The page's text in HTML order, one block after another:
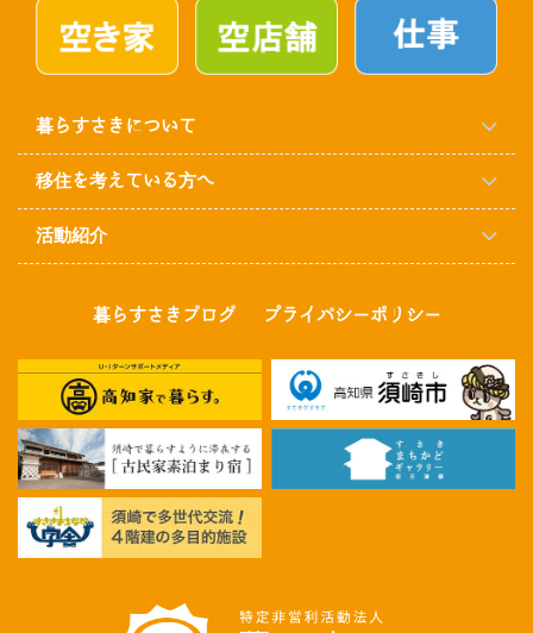
暮らすさきについて
移住を考えている方へ
活動紹介
暮らすさきブログ プライバシーポリシー